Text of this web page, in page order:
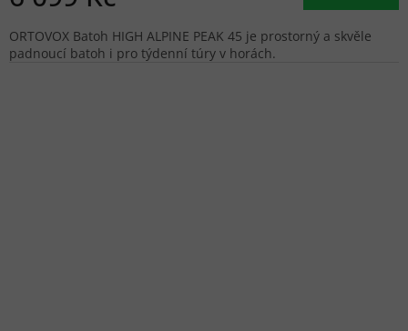
ORTOVOX Batoh HIGH ALPINE PEAK 45 je prostorný a skvěle
padnoucí batoh i pro týdenní túry v horách.